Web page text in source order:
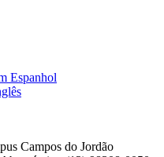
Espanhol
Campos do Jordão